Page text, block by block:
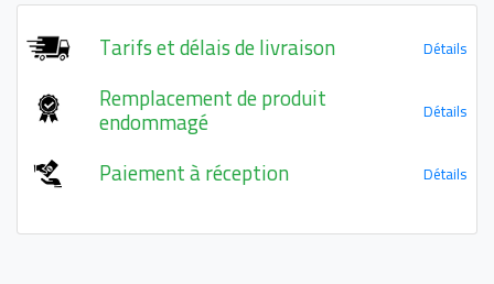
Tarifs et délais de livraison Détails
Remplacement de produit
endommagé Détails
Paiement à réception Détails